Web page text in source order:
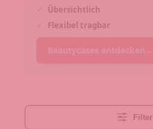
Übersichtlich
Flexibel tragbar
Filter